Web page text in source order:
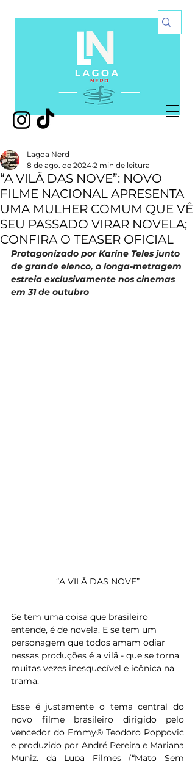
“A VILÃ DAS NOVE”: NOVO
FILME NACIONAL APRESENTA
UMA MULHER COMUM QUE VÊ
SEU PASSADO VIRAR NOVELA;
CONFIRA O TEASER OFICIAL
Lagoa Nerd
8 de ago. de 2024 2 min de leitura
Protagonizado por Karine Teles junto
de grande elenco, o longa-metragem
estreia exclusivamente nos cinemas
em 31 de outubro
“A VILÃ DAS NOVE”
Se tem uma coisa que brasileiro
entende, é de novela. E se tem um
personagem que todos amam odiar
nessas produções é a vilã - que se torna
muitas vezes inesquecível e icônica na
trama.
Esse é justamente o tema central do
novo filme brasileiro dirigido pelo
vencedor do Emmy® Teodoro Poppovic
e produzido por André Pereira e Mariana
Muniz, da Lupa Filmes (“Mato Sem